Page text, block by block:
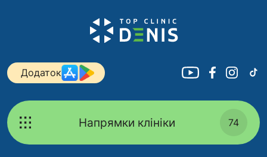
Додаток
Напрямки клініки 74